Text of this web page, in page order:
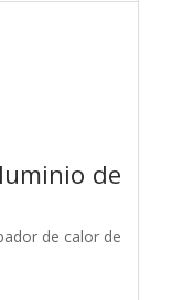
de
de calor de